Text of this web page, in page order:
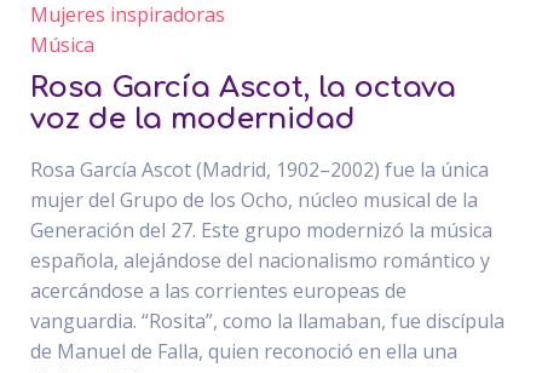
Mujeres inspiradoras
Música
Rosa García Ascot, la octava
voz de la modernidad
Rosa García Ascot (Madrid, 1902–2002) fue la única
mujer del Grupo de los Ocho, núcleo musical de la
Generación del 27. Este grupo modernizó la música
española, alejándose del nacionalismo romántico y
acercándose a las corrientes europeas de
vanguardia. “Rosita”, como la llamaban, fue discípula
de Manuel de Falla, quien reconoció en ella una